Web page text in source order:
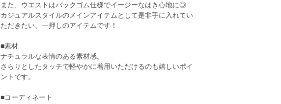
また、ウエストはバックゴム仕様でイージーなはき心地に◎
カジュアルスタイルのメインアイテムとして是非手に入れてい
ただきたい、一押しのアイテムです！
■素材
ナチュラルな表情のある素材感。
さらりとしたタッチで軽やかに着用いただけるのも嬉しいポイ
ントです。
■コーディネート